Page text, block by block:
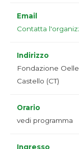
Email
Contatta
Indirizzo
Fondazione
Castello (CT)
Orario
vedi programma
Ingresso